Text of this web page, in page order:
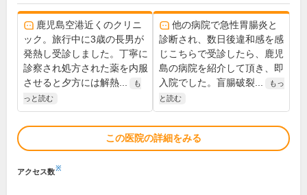
鹿児島空港近くのクリニ
ック。旅行中に3歳の長男が
発熱し受診しました。丁寧に
診察され処方された薬を内服
させると夕方には解熱...
も
っと読む
他の病院で急性胃腸炎と
診断され、数日後違和感を感
じこちらで受診したら、鹿児
島の病院を紹介して頂き、即
入院でした。盲腸破裂...
もっ
と読む
この医院の詳細をみる
アクセス数※